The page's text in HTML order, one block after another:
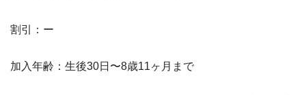
割引：ー
加入年齢：生後30日〜8歳11ヶ月まで